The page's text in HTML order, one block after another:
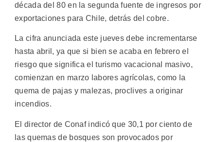
década del 80 en la segunda fuente de ingresos por
exportaciones para Chile, detrás del cobre.
La cifra anunciada este jueves debe incrementarse
hasta abril, ya que si bien se acaba en febrero el
riesgo que significa el turismo vacacional masivo,
comienzan en marzo labores agrícolas, como la
quema de pajas y malezas, proclives a originar
incendios.
El director de Conaf indicó que 30,1 por ciento de
las quemas de bosques son provocados por